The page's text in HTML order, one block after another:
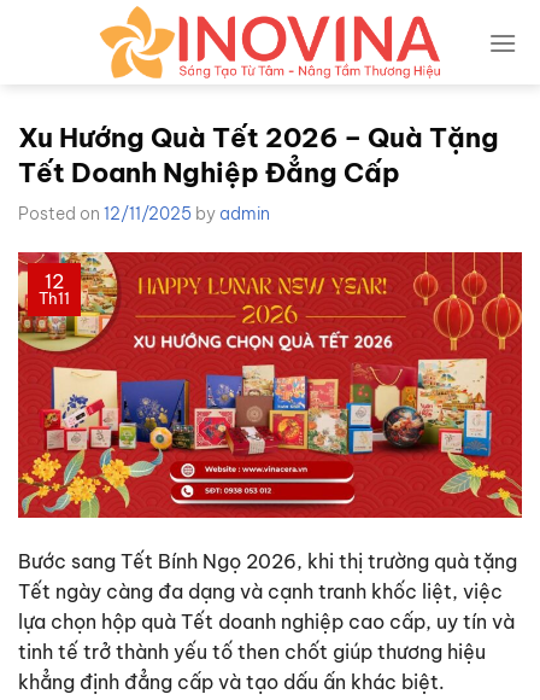
Xu Hướng Quà Tết 2026 – Quà Tặng
Tết Doanh Nghiệp Đẳng Cấp
Posted on 12/11/2025 by admin
12
Th11
Bước sang Tết Bính Ngọ 2026, khi thị trường quà tặng
Tết ngày càng đa dạng và cạnh tranh khốc liệt, việc
lựa chọn hộp quà Tết doanh nghiệp cao cấp, uy tín và
tinh tế trở thành yếu tố then chốt giúp thương hiệu
khẳng định đẳng cấp và tạo dấu ấn khác biệt.